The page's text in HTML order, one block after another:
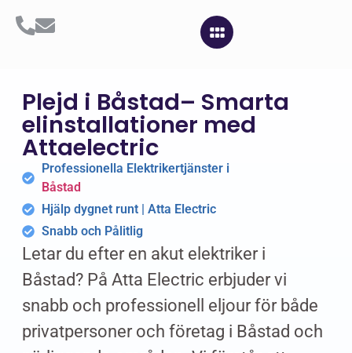
Plejd i Båstad– Smarta
elinstallationer med
Attaelectric
Professionella Elektrikertjänster i
Båstad
Hjälp dygnet runt | Atta Electric
Snabb och Pålitlig
Letar du efter en akut elektriker i
Båstad? På Atta Electric erbjuder vi
snabb och professionell eljour för både
privatpersoner och företag i Båstad och